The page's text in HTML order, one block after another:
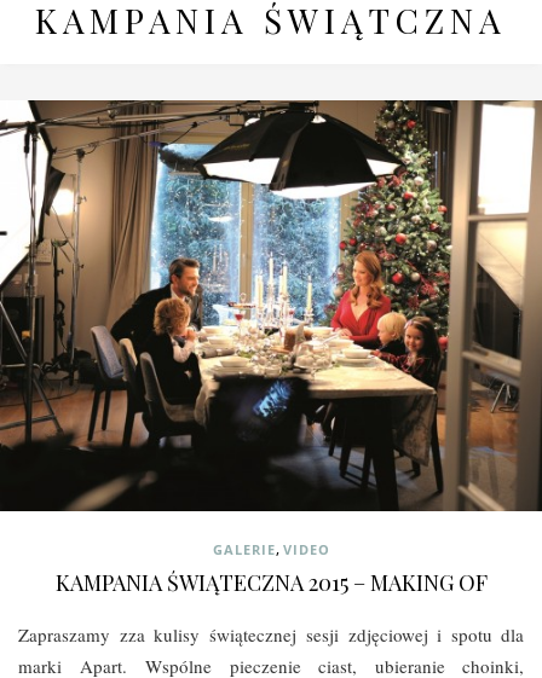
KAMPANIA ŚWIĄTCZNA
GALERIE, VIDEO
KAMPANIA ŚWIĄTECZNA 2015 – MAKING OF
Zapraszamy zza kulisy świątecznej sesji zdjęciowej i spotu dla
marki Apart. Wspólne pieczenie ciast, ubieranie choinki,